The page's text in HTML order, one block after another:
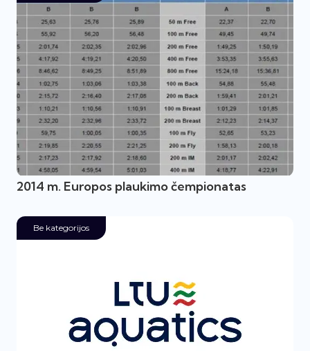
2014 m. Europos plaukimo čempionatas
Be kategorijos